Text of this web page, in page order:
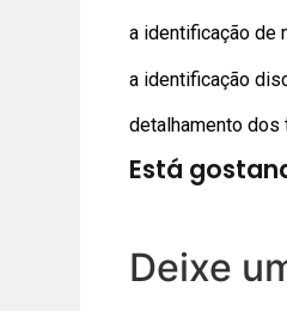
a identificação de
a identificação
detalhamento dos
Está
Deixe